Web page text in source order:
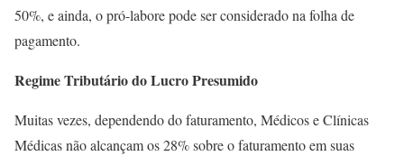
50%, e ainda, o pró-labore pode ser considerado na folha de
pagamento.
Regime Tributário do Lucro Presumido
Muitas vezes, dependendo do faturamento, Médicos e Clínicas
Médicas não alcançam os 28% sobre o faturamento em suas